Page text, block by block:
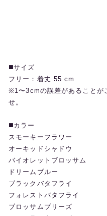
◼️サイズ
フリー：着丈 55 cm
※1〜3cmの誤差があることが
せ。
◼️カラー
スモーキーフラワー
オーキッドシャドウ
バイオレットブロッサム
ドリームブルー
ブラックバタフライ
フォレストバタフライ
ブロッサムブリーズ